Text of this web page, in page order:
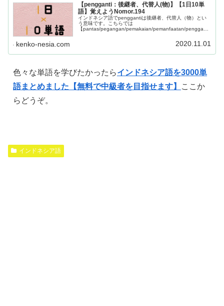
【pengganti：後継者、代替人(物)】【1日10単
語】覚えようNomor.194
インドネシア語でpenggantiは後継者、代替人（物）とい
う意味です。こちらでは
【pantas/pegangan/pemakaian/pemanfaatan/pengganti/
kenko-nesia.com 2020.11.01
色々な単語を学びたかったらインドネシア語を3000単
語まとめました【無料で中級者を目指せます】
ここか
らどうぞ。
インドネシア語